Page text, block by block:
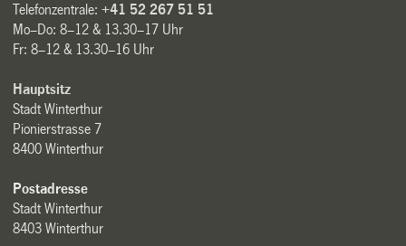
Telefonzentrale:+41 52 267 51 51
Mo–Do: 8–12 & 13.30–17 Uhr
Fr: 8–12 & 13.30–16 Uhr
Hauptsitz
Stadt Winterthur
Pionierstrasse 7
8400 Winterthur
Postadresse
Stadt Winterthur
8403 Winterthur